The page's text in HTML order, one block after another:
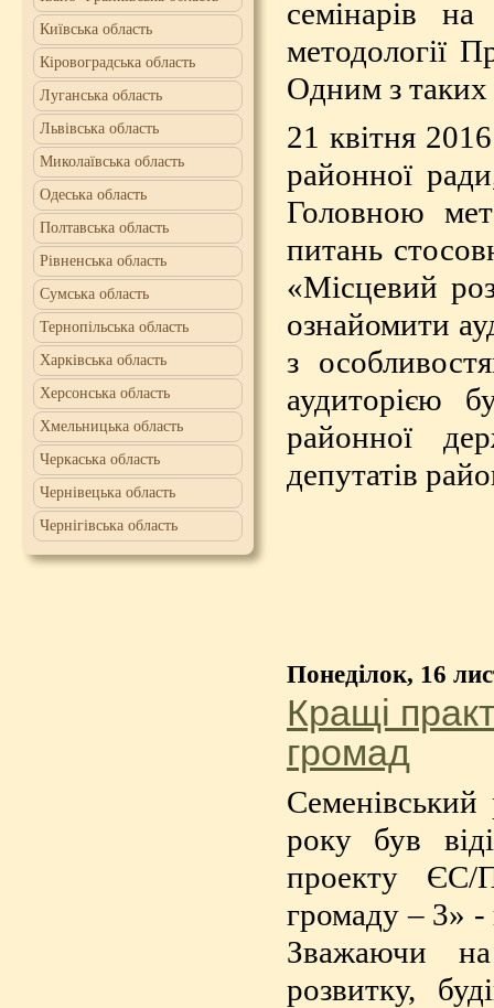
Київська область
Кіровоградська область
Луганська область
Львівська область
Миколаївська область
Одеська область
Полтавська область
Рівненська область
Сумська область
Тернопільська область
Харківська область
Херсонська область
Хмельницька область
Черкаська область
Чернівецька область
Чернігівська область
семінарів
методології
Одним з
21 квітня
районної
Головною
питань
«Місцевий
ознайомити
з
аудиторією
районної
депутатів
Понеділок, 16
Кращі
громад
Семенівський
року був
проекту ЄС/
громаду – 3» -
Зважаючи на
розвитку,